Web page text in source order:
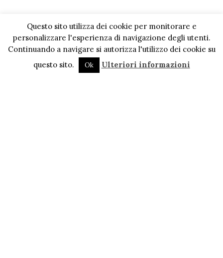
Questo sito utilizza dei cookie per monitorare e
personalizzare l'esperienza di navigazione degli utenti.
Continuando a navigare si autorizza l'utilizzo dei cookie su
questo sito.
Ok Ulteriori informazioni